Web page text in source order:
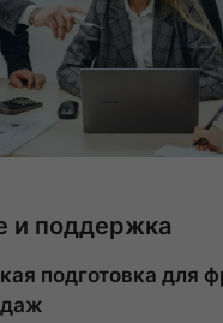
и поддержка
подготовка для